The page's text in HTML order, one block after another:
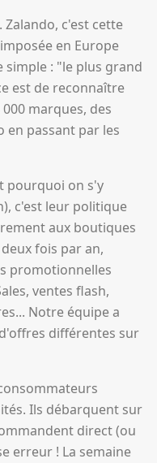
Zalando, c'est cette
en Europe
simple : "le plus grand
est de reconnaître
marques, des
en passant par les
pourquoi on s'y
c'est leur politique
aux boutiques
fois par an,
promotionnelles
ventes flash,
Notre équipe a
différentes sur
Ils débarquent sur
direct (ou
erreur ! La semaine